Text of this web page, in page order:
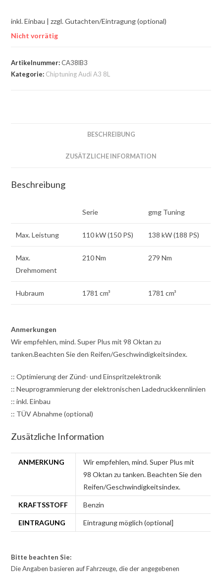
inkl. Einbau | zzgl. Gutachten/Eintragung (optional)
Nicht vorrätig
Artikelnummer:CA38lB3
Kategorie: Chiptuning Audi A3 8L
BESCHREIBUNG
ZUSÄTZLICHE INFORMATION
Beschreibung
Serie gmg Tuning
Max. Leistung 110 kW (150 PS) 138 kW (188 PS)
Max.
Drehmoment
210 Nm 279 Nm
Hubraum 1781 cm³ 1781 cm³
Anmerkungen
Wir empfehlen, mind. Super Plus mit 98 Oktan zu
tanken.Beachten Sie den Reifen/Geschwindigkeitsindex.
:: Optimierung der Zünd- und Einspritzelektronik
:: Neuprogrammierung der elektronischen Ladedruckkennlinien
:: inkl. Einbau
:: TÜV Abnahme (optional)
Zusätzliche Information
ANMERKUNG
Wir empfehlen, mind. Super Plus mit
98 Oktan zu tanken. Beachten Sie den
Reifen/Geschwindigkeitsindex.
KRAFTSSTOFF Benzin
EINTRAGUNG Eintragung möglich (optional]
Bitte beachten Sie:
Die Angaben basieren auf Fahrzeuge, die der angegebenen